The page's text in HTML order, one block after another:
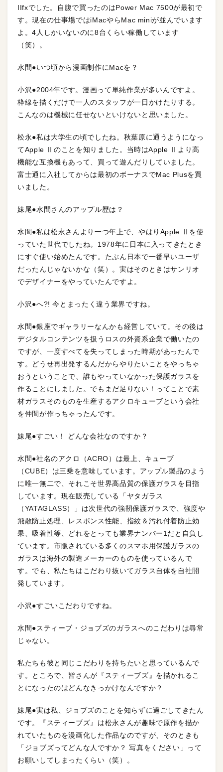
IIfxでした。自腹で買ったのはPower Mac 7500が最初で
す。現在の仕事場ではiMacやらMac miniが並んでいます
よ。4人しかいないのに8台くらい稼働しています
（笑）。
水間●いつ頃から漫画制作にMacを？
小沢●2004年です。漫画って単純作業が多いんですよ。
枠線を描くだけで一人のスタッフが一日かけたりする。
こんなのは機械に任せないといけないと思いました。
松永●私は大学生の頃でしたね。秋葉原に通うようになっ
てApple Ⅱのことを知りました。当時はApple Ⅱより高
機能な互換機もあって、買って遊んだりしていました。
富士通に入社してからは最初のボーナスでMac Plusを買
いました。
妹尾●水間さんのアップル歴は？
水間●私は松永さんより一つ年上で、やはりApple Ⅱを使
っていた世代でしたね。1978年に日本に入ってきたとき
にすぐ使い始めたんです。たぶん日本で一番早いユーザ
だったんじゃないかな（笑）。実はそのときはサンリオ
でデザイナーをやっていたんですよ。
小沢●へ?! 今とまったく違う業界ですね。
水間●銀座でギャラリーなんかも経営していて。その後は
デジタルコンテンツを扱うロスの外資系企業で働いたの
ですが、一度すべてを失ってしまった時期があったんで
す。どうせ再出発するんだからやりたいことをやっちゃ
おうということで、誰もやっていなかった保護ガラスを
作ることにしました。でもまだ足りない！ってことで素
材ガラスそのものを生産するアクロキューブという会社
を仲間が作っちゃったんです。
妹尾●すごい！ どんな会社なのですか？
水間●社名のアクロ（ACRO）は最上、キューブ
（CUBE）は三乗を意味しています。アップル製品のよう
に唯一無二で、それこそ世界高品質の保護ガラスを目指
しています。現在販売している「ヤタガラス
（YATAGLASS）」は次世代の強靭保護ガラスで、強度や
飛散防止処理、レスポンス性能、指紋＆汚れ付着防止効
果、吸着性等、どれをとっても業界ナンバー1だと自負し
ています。市販されている多くのスマホ用保護ガラスの
ガラスは海外の製造メーカーのものを使っているんで
す。でも、私たちはこだわり抜いてガラス自体を自社開
発しています。
小沢●すごいこだわりですね。
水間●スティーブ・ジョブズのガラスへのこだわりは尋常
じゃない。
私たちも彼と同じこだわりを持ちたいと思っているんで
す。ところで、皆さんが『スティーブズ』を描かれるこ
とになったのはどんなきっかけなんですか？
妹尾●実は私、ジョブズのことを知らずに過ごしてきたん
です。『スティーブズ』は松永さんが趣味で原作を描か
れていたものを漫画化した作品なのですが、そのときも
「ジョブズってどんな人ですか？ 写真をください」って
お願いしてしまったくらい（笑）。